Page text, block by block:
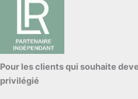
Pour les clients qui souhaite
privilégié